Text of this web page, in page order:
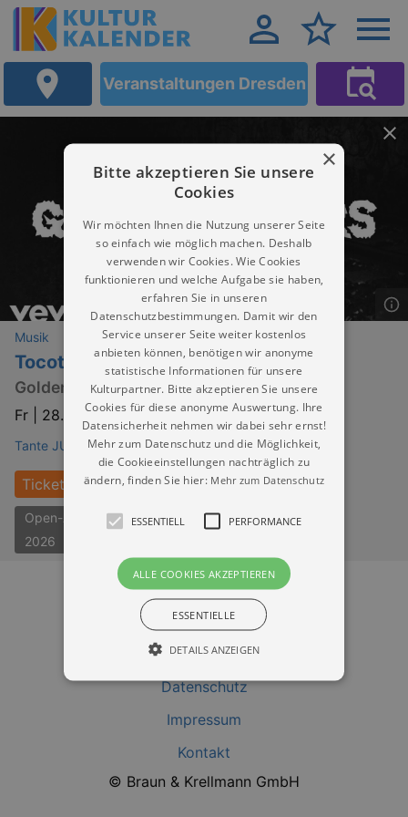
Veranstaltungen Dresden
Musik
Tocotronic
Golden Years Tour 2026
Fr | 28.08.2026 | 20:00
Tante JU Liveclub Dresden
Tickets
Open-Air-Konzerte Dresden
2026
Datenschutz
Impressum
Kontakt
© Braun & Krellmann GmbH
×
Bitte akzeptieren Sie unsere
Cookies
Wir möchten Ihnen die Nutzung unserer Seite
so einfach wie möglich machen. Deshalb
verwenden wir Cookies. Wie Cookies
funktionieren und welche Aufgabe sie haben,
erfahren Sie in unseren
Datenschutzbestimmungen. Damit wir den
Service unserer Seite weiter kostenlos
anbieten können, benötigen wir anonyme
statistische Informationen für unsere
Kulturpartner. Bitte akzeptieren Sie unsere
Cookies für diese anonyme Auswertung. Ihre
Datensicherheit nehmen wir dabei sehr ernst!
Mehr zum Datenschutz und die Möglichkeit,
die Cookieeinstellungen nachträglich zu
ändern, finden Sie hier: Mehr zum Datenschutz
ESSENTIELL PERFORMANCE
ALLE COOKIES AKZEPTIEREN
ESSENTIELLE
DETAILS ANZEIGEN
Essentiell Performance
Essentielle Cookies werden für die
gebraucht. Zum Beispiel für das Login in Ihren